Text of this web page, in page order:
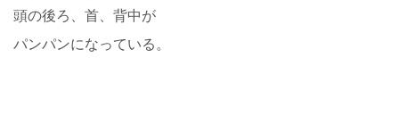
頭の後ろ、首、背中が
パンパンになっている。